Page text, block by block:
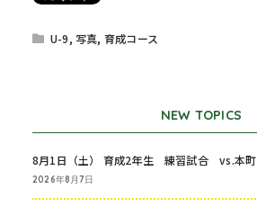
U-9, 写真, 育成コース
NEW TOPICS
8月1日（土） 育成2年生 練習試合 vs.本町
2026年8月7日